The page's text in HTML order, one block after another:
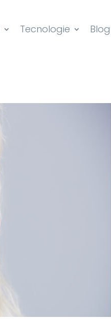
Tecnologie Blog